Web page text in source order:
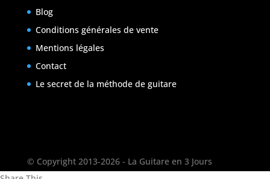
Blog
Conditions générales de vente
Mentions légales
Contact
Le secret de la méthode de guitare
© Copyright 2013-2026 - La Guitare en 3 Jours